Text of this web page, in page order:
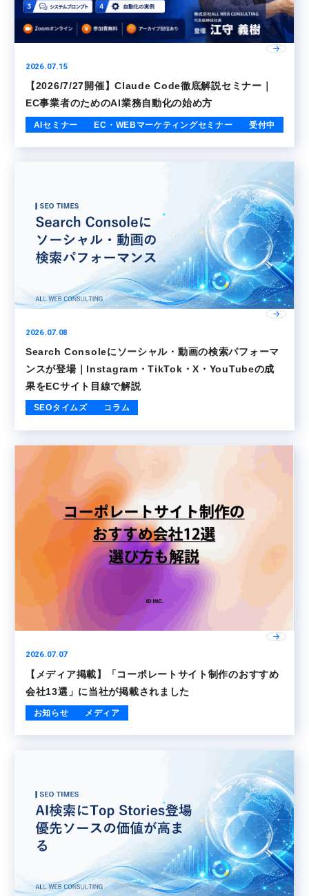
2026.07.15
【2026/7/27開催】Claude Code徹底解説セミナー｜
EC事業者のためのAI業務自動化の始め方
AIセミナー EC・WEBマーケティングセミナー 受付中
2026.07.08
Search Consoleにソーシャル・動画の検索パフォーマ
ンスが登場｜Instagram・TikTok・X・YouTubeの成
果をECサイト目線で解説
SEOタイムズ コラム
2026.07.07
【メディア掲載】「コーポレートサイト制作のおすすめ
会社13選」に当社が掲載されました
お知らせ メディア